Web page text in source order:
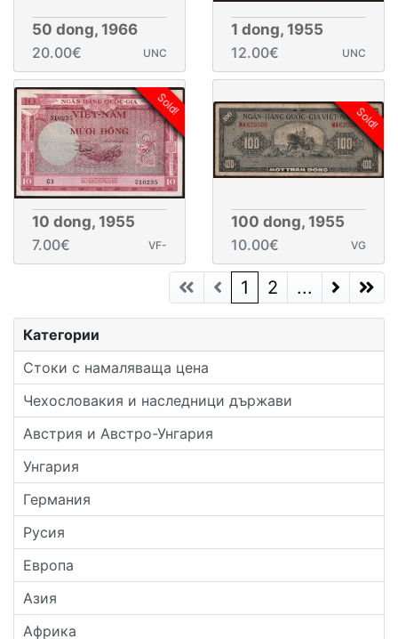
Категории
Стоки с намаляваща цена
Чехословакия и наследници държави
Австрия и Австро-Унгария
Унгария
Германия
Русия
Европа
Азия
Африка
50 dong, 1966
20.00€
UNC
1 dong, 1955
12.00€
UNC
Sold!
10 dong, 1955
7.00€
VF-
Sold!
100 dong, 1955
10.00€
VG
1 (current)
2 ...